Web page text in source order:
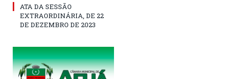
ATA DA SESSÃO
EXTRAORDINÁRIA, DE 22
DE DEZEMBRO DE 2023